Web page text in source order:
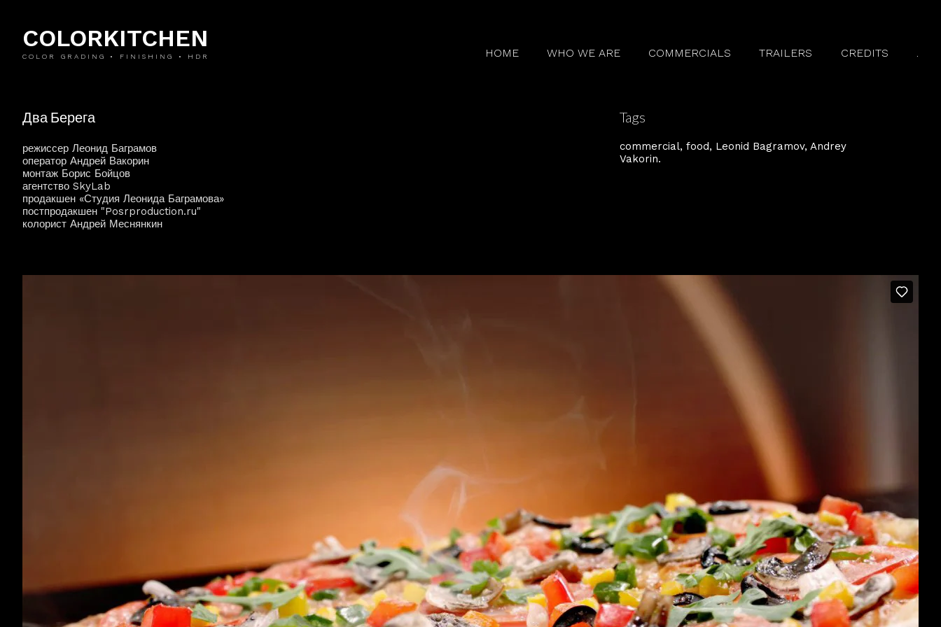
COLORKITCHEN
COLOR GRADING • FINISHING • HDR HOME WHO WE ARE COMMERCIALS TRAILERS CREDITS .
Два Берега
режиссер Леонид Баграмов
оператор Андрей Вакорин
монтаж Борис Бойцов
агентство SkyLab
продакшен «Студия Леонида Баграмова»
постпродакшен "Posrproduction.ru"
колорист Андрей Меснянкин
Tags
commercial food Leonid Bagramov Andrey
Vakorin